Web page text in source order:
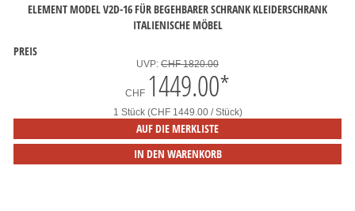
ELEMENT MODEL V2D-16 FÜR BEGEHBARER SCHRANK KLEIDERSCHRANK
ITALIENISCHE MÖBEL
PREIS
UVP: CHF 1820.00
CHF 1449.00*
1 Stück (CHF 1449.00 / Stück)
AUF DIE MERKLISTE
IN DEN WARENKORB